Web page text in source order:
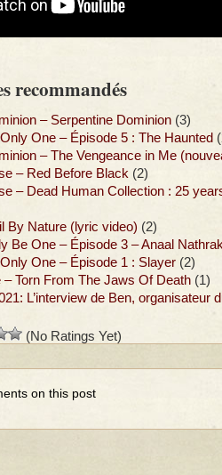
recommandés
– Serpentine Dominion (3)
One – Épisode 5 : The Haunted
– The Vengeance in Me
– Red Before Black (2)
– Dead Human Collection : 25
By Nature (lyric video) (2)
Be One – Épisode 3 – Anaal
One – Épisode 1 : Slayer (2)
– Torn From The Jaws Of Death (1)
L’interview de Ben, organisateur
(No Ratings Yet)
on this post